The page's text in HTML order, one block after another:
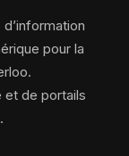
pour la
et de portails